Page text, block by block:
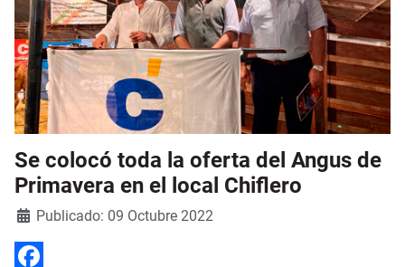
Se colocó toda la oferta del Angus de
Primavera en el local Chiflero
Detalles
Publicado: 09 Octubre 2022